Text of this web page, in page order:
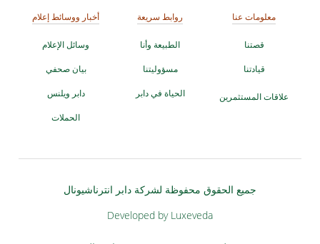
معلومات عنا
قصتنا
قيادتنا
علاقات المستثمرين
روابط سريعة
الطبيعة وأنا
مسؤوليتنا
الحياة في دابر
أخبار ووسائط إعلام
وسائل الإعلام
بيان صحفي
دابر ويلنس
الحملات
جميع الحقوق محفوظة لشركة دابر انترناشيونال
Developed by Luxeveda